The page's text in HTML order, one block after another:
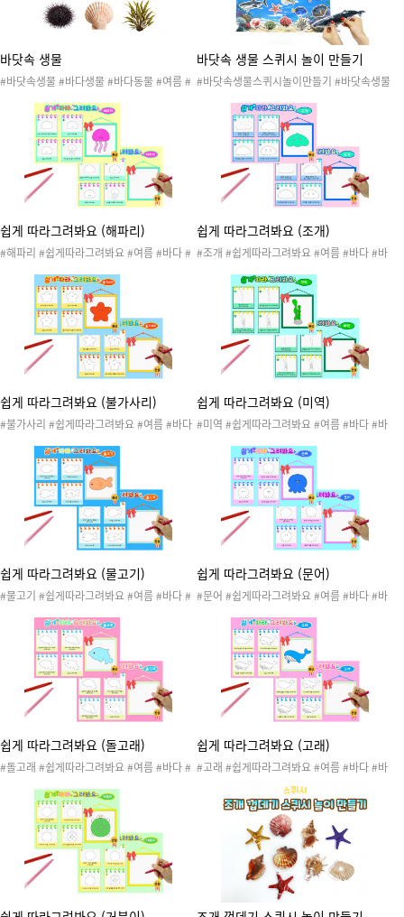
바닷속 생물
#바닷속생물 #바다생물 #바다동물 #여름 #
속생물도안 #바다생물도안 #바다동물도안 #
대왕조개 #말미잘 #불가사리 #산호초 #성게
#조개 #해초
바닷속 생물 스퀴시 놀이 만들기
#바닷속생물스퀴시놀이만들기 #바닷속생물
안 #여름활동 #여름놀이 #바닷속생물스퀴시
#여름스퀴시 #바다동물스퀴시 #바다생물스
퀴시 #스퀴시 #스퀴시만들기 #말랑이 #장난
감 #스퀴시도안 #종이스퀴시 #종스 #종스도
안 #촉감놀이 #미술놀이 #초등놀이 #소근육
쉽게 따라그려봐요 (해파리)
#해파리 #쉽게따라그려봐요 #여름 #바다 #
#여름도안 #여름놀이 #따라그려봐요 #여름
활동지 #바다활동지 #쉽게따라그려요 #따라
그리기 #미술활동 #색칠활동 #여름따라그리
기 #바다따라그리기 #바다생물따라그리기 #
바다동물따라그리기
쉽게 따라그려봐요 (조개)
#조개 #쉽게따라그려봐요 #여름 #바다 #바
여름도안 #여름놀이 #따라그려봐요 #여름활
동지 #바다활동지 #쉽게따라그려요 #따라그
리기 #미술활동 #색칠활동 #여름따라그리기
#바다따라그리기 #바다생물따라그리기 #바
다동물따라그리기
쉽게 따라그려봐요 (불가사리)
#불가사리 #쉽게따라그려봐요 #여름 #바다
동 #여름도안 #여름놀이 #따라그려봐요 #여
름활동지 #바다활동지 #쉽게따라그려요 #따
라그리기 #미술활동 #색칠활동 #여름따라그
리기 #바다따라그리기 #바다생물따라그리기
#바다동물따라그리기
쉽게 따라그려봐요 (미역)
#미역 #쉽게따라그려봐요 #여름 #바다 #바
여름도안 #여름놀이 #따라그려봐요 #여름활
동지 #바다활동지 #쉽게따라그려요 #따라그
리기 #미술활동 #색칠활동 #여름따라그리기
#바다따라그리기 #바다생물따라그리기 #바
다동물따라그리기
쉽게 따라그려봐요 (물고기)
#물고기 #쉽게따라그려봐요 #여름 #바다 #
#여름도안 #여름놀이 #따라그려봐요 #여름
활동지 #바다활동지 #쉽게따라그려요 #따라
그리기 #미술활동 #색칠활동 #여름따라그리
기 #바다따라그리기 #바다생물따라그리기 #
바다동물따라그리기
쉽게 따라그려봐요 (문어)
#문어 #쉽게따라그려봐요 #여름 #바다 #바
여름도안 #여름놀이 #따라그려봐요 #여름활
동지 #바다활동지 #쉽게따라그려요 #따라그
리기 #미술활동 #색칠활동 #여름따라그리기
#바다따라그리기 #바다생물따라그리기 #바
다동물따라그리기
쉽게 따라그려봐요 (돌고래)
#돌고래 #쉽게따라그려봐요 #여름 #바다 #
#여름도안 #여름놀이 #따라그려봐요 #여름
활동지 #바다활동지 #쉽게따라그려요 #따라
그리기 #미술활동 #색칠활동 #여름따라그리
기 #바다따라그리기 #바다생물따라그리기 #
바다동물따라그리기
쉽게 따라그려봐요 (고래)
#고래 #쉽게따라그려봐요 #여름 #바다 #바
다생물 #바다동물 #바닷속생물 #여름활동 #
여름도안 #여름놀이 #따라그려봐요 #여름활
동지 #바다활동지 #쉽게따라그려요 #따라그
리기 #미술활동 #색칠활동 #여름따라그리기
#바다따라그리기 #바다생물따라그리기 #바
다동물따라그리기